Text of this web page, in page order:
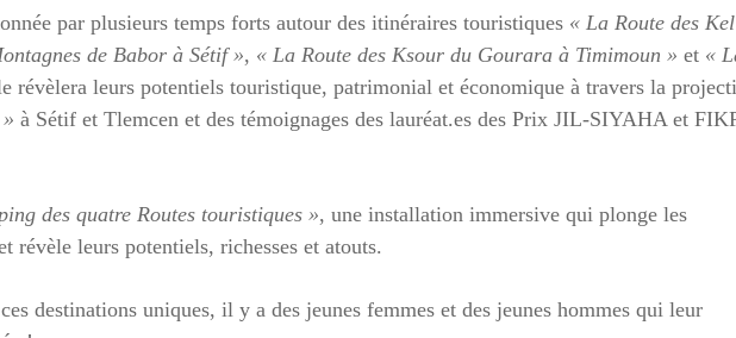
par plusieurs temps forts autour des itinéraires touristiques « La Route des Kel
de Babor à Sétif », « La Route des Ksour du Gourara à Timimoun » et «
révèlera leurs potentiels touristique, patrimonial et économique à travers la
à Sétif et Tlemcen et des témoignages des lauréat.es des Prix JIL-SIYAHA et
des quatre Routes touristiques », une installation immersive qui plonge les
révèle leurs potentiels, richesses et atouts.
destinations uniques, il y a des jeunes femmes et des jeunes hommes qui leur